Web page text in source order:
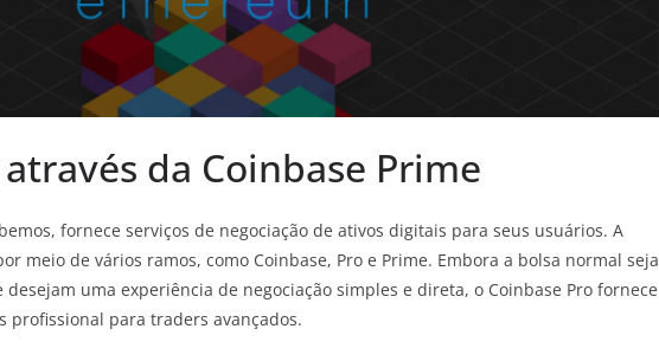
da Coinbase Prime
fornece serviços de negociação de ativos digitais para seus usuários. A
meio de vários ramos, como Coinbase, Pro e Prime. Embora a bolsa normal seja
uma experiência de negociação simples e direta, o Coinbase Pro fornece
profissional para traders avançados.